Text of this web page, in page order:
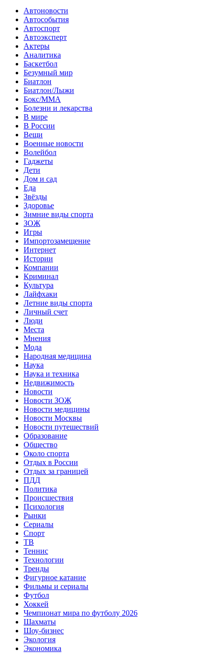
Автоновости
Автособытия
Автоспорт
Автоэксперт
Актеры
Аналитика
Баскетбол
Безумный мир
Биатлон
Биатлон/Лыжи
Бокс/MMA
Болезни и лекарства
В мире
В России
Вещи
Военные новости
Волейбол
Гаджеты
Дети
Дом и сад
Еда
Звёзды
Здоровье
Зимние виды спорта
ЗОЖ
Игры
Импортозамещение
Интернет
Истории
Компании
Криминал
Культура
Лайфхаки
Летние виды спорта
Личный счет
Люди
Места
Мнения
Мода
Народная медицина
Наука
Наука и техника
Недвижимость
Новости
Новости ЗОЖ
Новости медицины
Новости Москвы
Новости путешествий
Образование
Общество
Около спорта
Отдых в России
Отдых за границей
ПДД
Политика
Происшествия
Психология
Рынки
Сериалы
Спорт
ТВ
Теннис
Технологии
Тренды
Фигурное катание
Фильмы и сериалы
Футбол
Хоккей
Чемпионат мира по футболу 2026
Шахматы
Шоу-бизнес
Экология
Экономика